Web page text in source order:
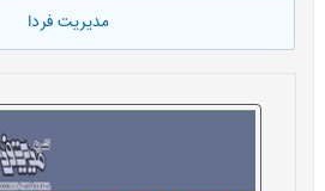
مدیریت فردا